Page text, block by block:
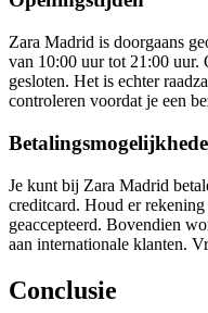
Zara Madrid is doorgaans
van 10:00 uur tot 21:00 uur.
gesloten. Het is echter
controleren voordat je een
Je kunt bij Zara Madrid
creditcard. Houd er
geaccepteerd. Bovendien
aan internationale klanten.
Conclusie